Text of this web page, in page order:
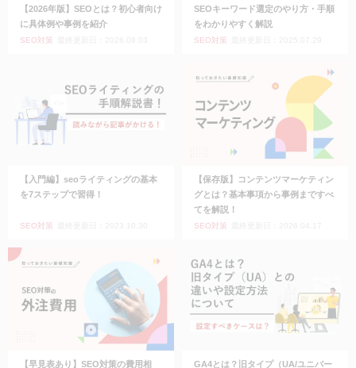
【2026年版】SEOとは？初心者向け
に具体例や事例を紹介
SEO対策
SEOキーワード選定のやり方・手順
をわかりやすく解説
SEO対策
【入門編】seoライティングの基本
を7ステップで習得！
SEO対策
【保存版】コンテンツマーケティン
グとは？基本事項から事例まですべ
てを解説！
SEO対策
【早見表あり】SEO対策の費用相
GA4とは？旧タイプ（UA/ユニバー